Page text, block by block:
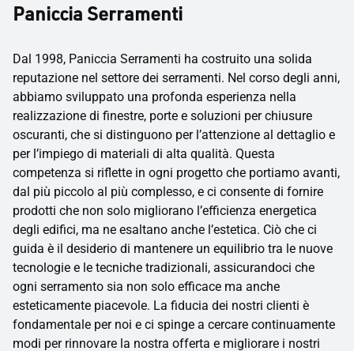
Paniccia Serramenti
Dal 1998, Paniccia Serramenti ha costruito una solida
reputazione nel settore dei serramenti. Nel corso degli anni,
abbiamo sviluppato una profonda esperienza nella
realizzazione di finestre, porte e soluzioni per chiusure
oscuranti, che si distinguono per l’attenzione al dettaglio e
per l’impiego di materiali di alta qualità. Questa
competenza si riflette in ogni progetto che portiamo avanti,
dal più piccolo al più complesso, e ci consente di fornire
prodotti che non solo migliorano l’efficienza energetica
degli edifici, ma ne esaltano anche l’estetica. Ciò che ci
guida è il desiderio di mantenere un equilibrio tra le nuove
tecnologie e le tecniche tradizionali, assicurandoci che
ogni serramento sia non solo efficace ma anche
esteticamente piacevole. La fiducia dei nostri clienti è
fondamentale per noi e ci spinge a cercare continuamente
modi per rinnovare la nostra offerta e migliorare i nostri